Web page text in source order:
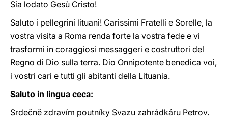
Sia lodato Gesù Cristo!
Saluto i pellegrini lituani! Carissimi Fratelli e Sorelle, la
vostra visita a Roma renda forte la vostra fede e vi
trasformi in coraggiosi messaggeri e costruttori del
Regno di Dio sulla terra. Dio Onnipotente benedica voi,
i vostri cari e tutti gli abitanti della Lituania.
Saluto in lingua ceca:
Srdečně zdravím poutníky Svazu zahrádkáru Petrov.